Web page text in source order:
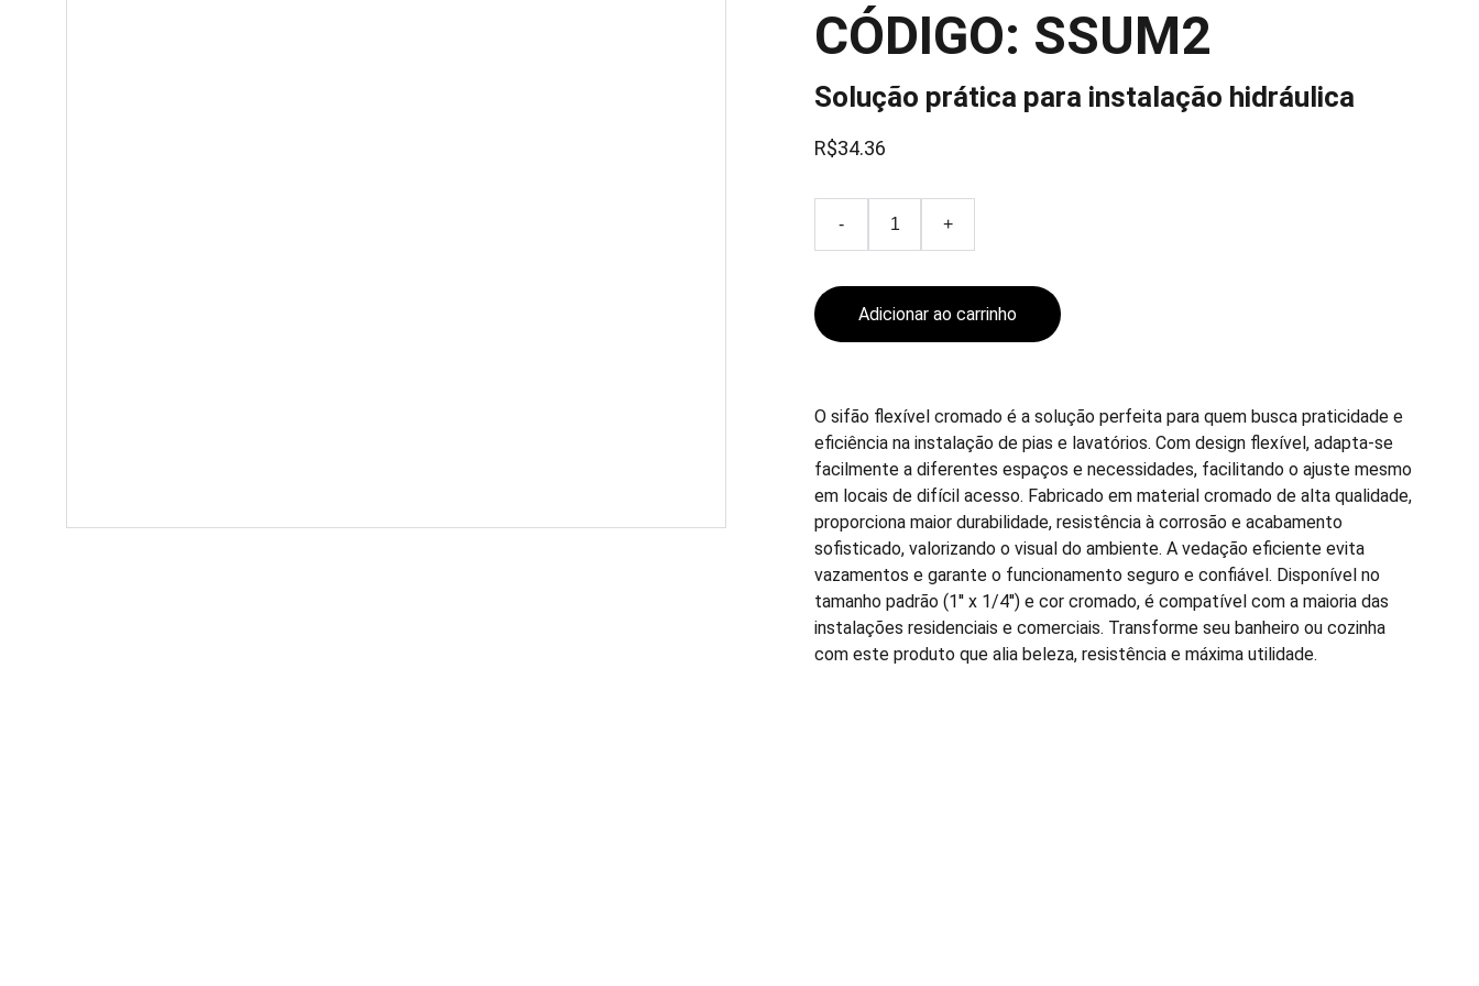
CÓDIGO: SSUM2
Solução prática para instalação hidráulica
R$34.36
- +
Adicionar ao carrinho
O sifão flexível cromado é a solução perfeita para quem busca praticidade e
eficiência na instalação de pias e lavatórios. Com design flexível, adapta-se
facilmente a diferentes espaços e necessidades, facilitando o ajuste mesmo
em locais de difícil acesso. Fabricado em material cromado de alta qualidade,
proporciona maior durabilidade, resistência à corrosão e acabamento
sofisticado, valorizando o visual do ambiente. A vedação eficiente evita
vazamentos e garante o funcionamento seguro e confiável. Disponível no
tamanho padrão (1'' x 1/4'') e cor cromado, é compatível com a maioria das
instalações residenciais e comerciais. Transforme seu banheiro ou cozinha
com este produto que alia beleza, resistência e máxima utilidade.